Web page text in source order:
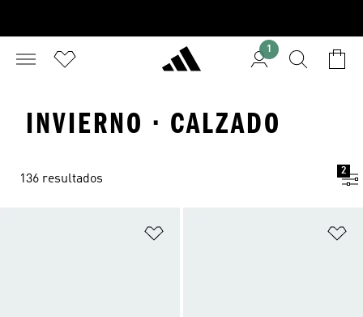
1
INVIERNO · CALZADO
136 resultados
2